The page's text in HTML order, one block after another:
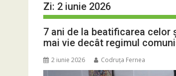
Zi: 2 iunie 2026
7 ani de la beatificarea
mai vie decât regimul
2 iunie 2026 Codruța Fernea